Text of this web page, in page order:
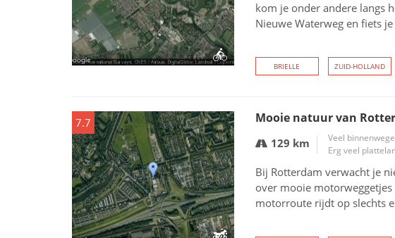
kom je onder andere langs
Nieuwe Waterweg en fiets
BRIELLE ZUID-HOLLAND
7.7 Mooie natuur van
129 km
Veel
Erg veel
Bij Rotterdam verwacht je
over mooie
motorroute rijdt op slechts